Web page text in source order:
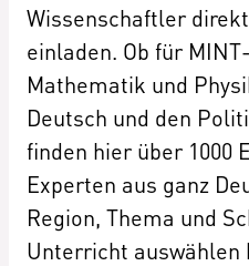
Wissenschaftler
einladen. Ob für
Mathematik und
Deutsch und den
finden hier über 1000
Experten aus ganz
Region, Thema und
Unterricht auswählen